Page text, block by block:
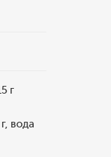
г
вода